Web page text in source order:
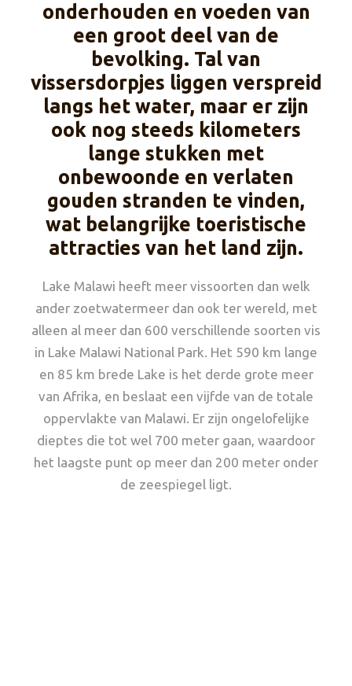
onderhouden en voeden van
een groot deel van de
bevolking. Tal van
vissersdorpjes liggen verspreid
langs het water, maar er zijn
ook nog steeds kilometers
lange stukken met
onbewoonde en verlaten
gouden stranden te vinden,
wat belangrijke toeristische
attracties van het land zijn.
Lake Malawi heeft meer vissoorten dan welk
ander zoetwatermeer dan ook ter wereld, met
alleen al meer dan 600 verschillende soorten vis
in Lake Malawi National Park. Het 590 km lange
en 85 km brede Lake is het derde grote meer
van Afrika, en beslaat een vijfde van de totale
oppervlakte van Malawi. Er zijn ongelofelijke
dieptes die tot wel 700 meter gaan, waardoor
het laagste punt op meer dan 200 meter onder
de zeespiegel ligt.